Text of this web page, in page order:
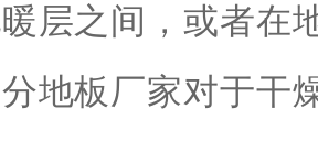
层之间，或者在
地板厂家对于干